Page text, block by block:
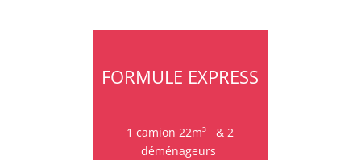
FORMULE EXPRESS
1 camion 22m³ & 2
déménageurs